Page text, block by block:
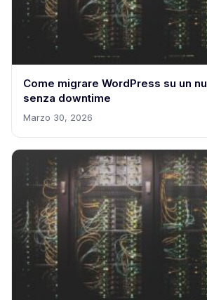
Come migrare WordPress su un
senza downtime
Marzo 30, 2026